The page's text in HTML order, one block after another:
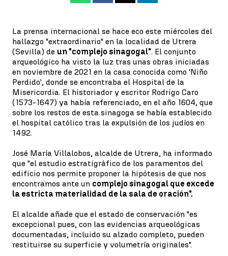
La prensa internacional se hace eco este miércoles del
hallazgo "extraordinario" en la localidad de Utrera
(Sevilla) de un "complejo sinagogal". El conjunto
arqueológico ha visto la luz tras unas obras iniciadas
en noviembre de 2021 en la casa conocida como 'Niño
Perdido', donde se encontraba el Hospital de la
Misericordia. El historiador y escritor Rodrigo Caro
(1573-1647) ya había referenciado, en el año 1604, que
sobre los restos de esta sinagoga se había establecido
el hospital católico tras la expulsión de los judíos en
1492.
José María Villalobos, alcalde de Utrera, ha informado
que "el estudio estratigráfico de los paramentos del
edificio nos permite proponer la hipótesis de que nos
encontramos ante un complejo sinagogal que excede
la estricta materialidad de la sala de oración".
El alcalde añade que el estado de conservación "es
excepcional pues, con las evidencias arqueológicas
documentadas, incluido su alzado completo, pueden
restituirse su superficie y volumetría originales".